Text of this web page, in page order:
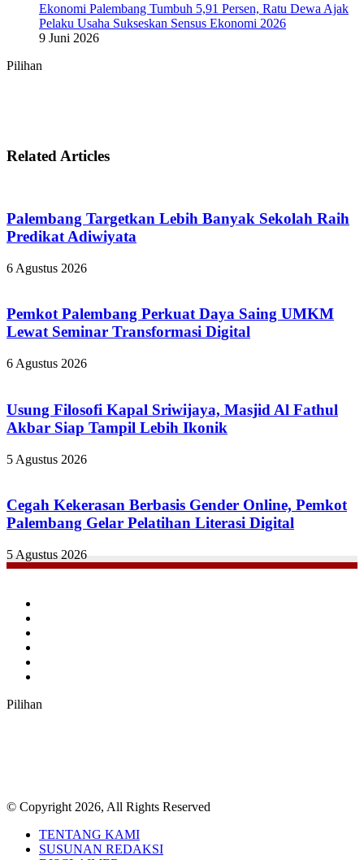
Ekonomi Palembang Tumbuh 5,91 Persen, Ratu Dewa Ajak
Pelaku Usaha Sukseskan Sensus Ekonomi 2026
9 Juni 2026
Pilihan
Related Articles
Palembang Targetkan Lebih Banyak Sekolah Raih
Predikat Adiwiyata
6 Agustus 2026
Pemkot Palembang Perkuat Daya Saing UMKM
Lewat Seminar Transformasi Digital
6 Agustus 2026
Usung Filosofi Kapal Sriwijaya, Masjid Al Fathul
Akbar Siap Tampil Lebih Ikonik
5 Agustus 2026
Cegah Kekerasan Berbasis Gender Online, Pemkot
Palembang Gelar Pelatihan Literasi Digital
5 Agustus 2026
Pilihan
© Copyright 2026, All Rights Reserved
TENTANG KAMI
SUSUNAN REDAKSI